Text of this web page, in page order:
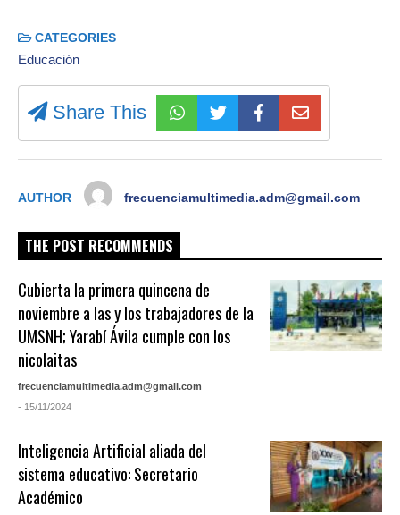
CATEGORIES
Educación
Share This
AUTHOR frecuenciamultimedia.adm@gmail.com
THE POST RECOMMENDS
Cubierta la primera quincena de
noviembre a las y los trabajadores de la
UMSNH; Yarabí Ávila cumple con los
nicolaitas
frecuenciamultimedia.adm@gmail.com
- 15/11/2024
Inteligencia Artificial aliada del
sistema educativo: Secretario
Académico